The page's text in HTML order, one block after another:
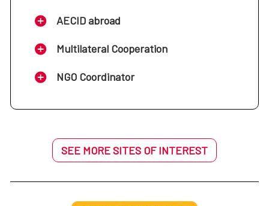
AECID abroad
Multilateral Cooperation
NGO Coordinator
SEE MORE SITES OF INTEREST